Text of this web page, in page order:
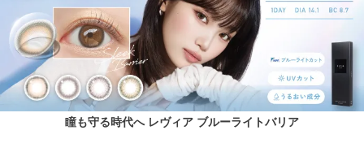
瞳も守る時代へ レヴィア ブルーライトバリア